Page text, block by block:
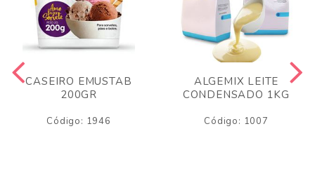
CASEIRO EMUSTAB
200GR
Código: 1946
ALGEMIX LEITE
CONDENSADO 1KG
Código: 1007